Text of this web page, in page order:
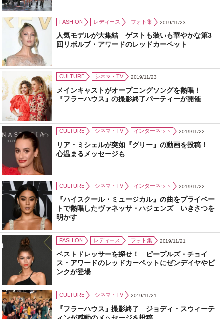
FASHION レディース フォト集 2019/11/23
人気モデルが大集結 ゲストも装いも華やかな第3
回リボルブ・アワードのレッドカーペット
CULTURE シネマ・TV 2019/11/23
メインキャストがオープニングソングを熱唱！
『フラーハウス』の撮影終了パーティーが開催
CULTURE シネマ・TV インターネット 2019/11/22
リア・ミシェルが突如『グリー』の動画を投稿！
心温まるメッセージも
CULTURE シネマ・TV インターネット 2019/11/22
『ハイスクール・ミュージカル』の曲をプライベー
トで熱唱したヴァネッサ・ハジェンズ いきさつを
明かす
FASHION レディース フォト集 2019/11/21
ベストドレッサーを探せ！ ピープルズ・チョイ
ス・アワードのレッドカーペットにゼンデイヤやピ
ンクが登場
CULTURE シネマ・TV 2019/11/21
『フラーハウス』撮影終了 ジョディ・スウィーテ